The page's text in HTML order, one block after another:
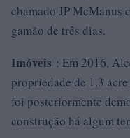
chamado JP McManus
gamão de três dias.
Imóveis : Em 2016,
propriedade de 1,3
foi posteriormente
construção há algum